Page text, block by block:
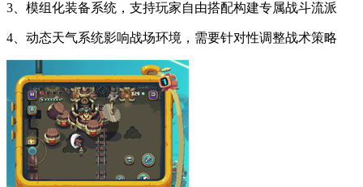
3、模组化装备系统，支持玩家自由搭配构建专属战斗流派
4、动态天气系统影响战场环境，需要针对性调整战术策略